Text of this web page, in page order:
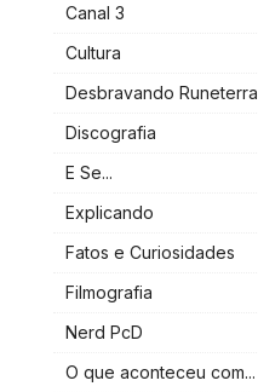
Canal 3
Cultura
Desbravando Runeterra
Discografia
E Se...
Explicando
Fatos e Curiosidades
Filmografia
Nerd PcD
O que aconteceu com...